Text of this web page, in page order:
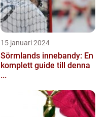
15 januari 2024
Sörmlands innebandy: En
komplett guide till denna
...